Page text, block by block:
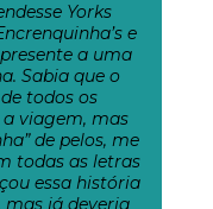
Yorks
e
a uma
Sabia que o
todos os
viagem, mas
de pelos, me
todas as letras
essa história
mas já deveria